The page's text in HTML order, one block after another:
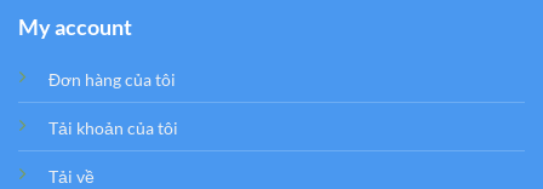
My account
Đơn hàng của tôi
Tải khoản của tôi
Tải về